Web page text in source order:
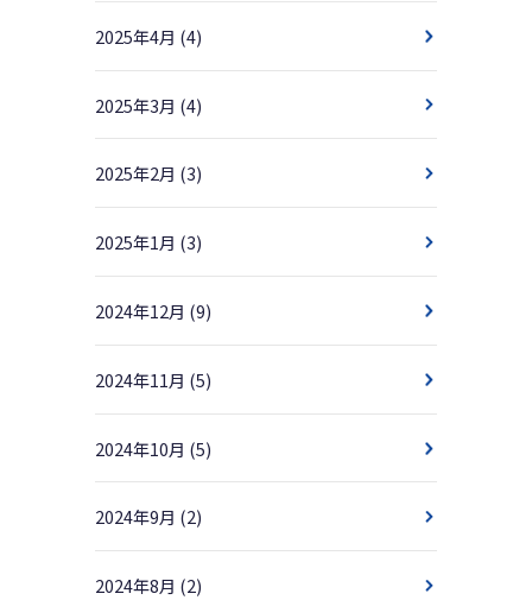
2025年4月 (4)
2025年3月 (4)
2025年2月 (3)
2025年1月 (3)
2024年12月 (9)
2024年11月 (5)
2024年10月 (5)
2024年9月 (2)
2024年8月 (2)